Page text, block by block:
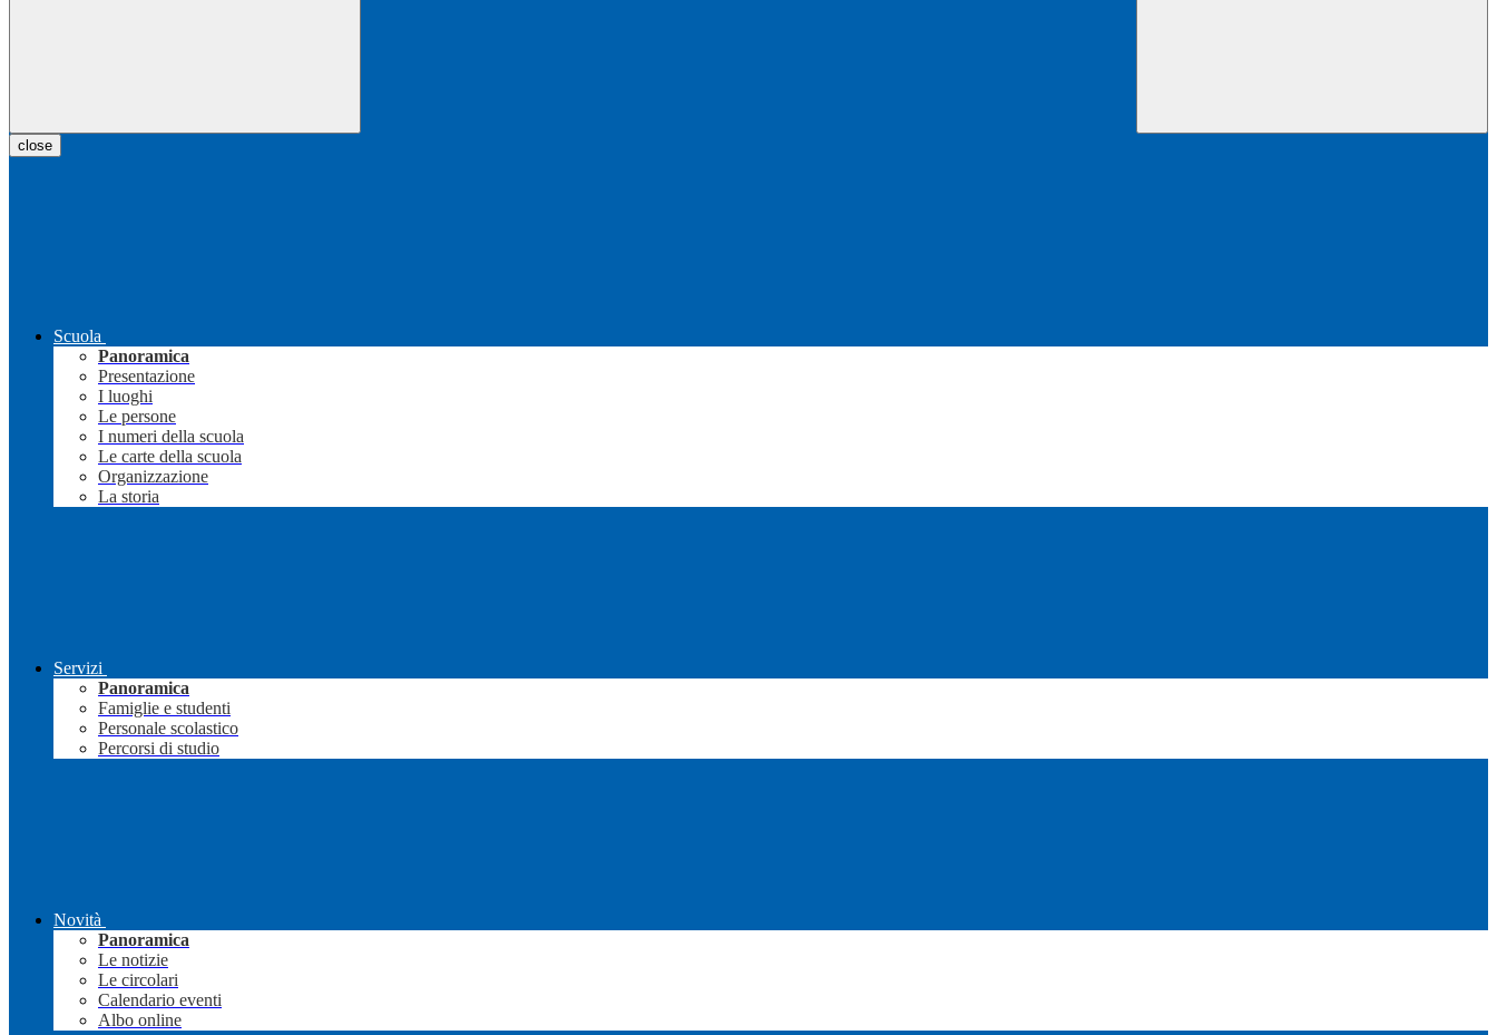
close
Scuola
Panoramica
Presentazione
I luoghi
Le persone
I numeri della scuola
Le carte della scuola
Organizzazione
La storia
Servizi
Panoramica
Famiglie e studenti
Personale scolastico
Percorsi di studio
Novità
Panoramica
Le notizie
Le circolari
Calendario eventi
Albo online